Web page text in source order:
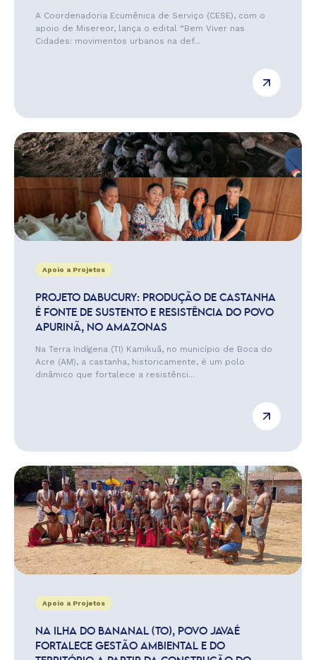
A Coordenadoria Ecumênica de Serviço (CESE), com o
apoio de Misereor, lança o edital “Bem Viver nas
Cidades: movimentos urbanos na def...
Apoio a Projetos
PROJETO DABUCURY: PRODUÇÃO DE CASTANHA
É FONTE DE SUSTENTO E RESISTÊNCIA DO POVO
APURINÃ, NO AMAZONAS
Na Terra Indígena (TI) Kamikuã, no município de Boca do
Acre (AM), a castanha, historicamente, é um polo
dinâmico que fortalece a resistênci...
Apoio a Projetos
NA ILHA DO BANANAL (TO), POVO JAVAÉ
FORTALECE GESTÃO AMBIENTAL E DO